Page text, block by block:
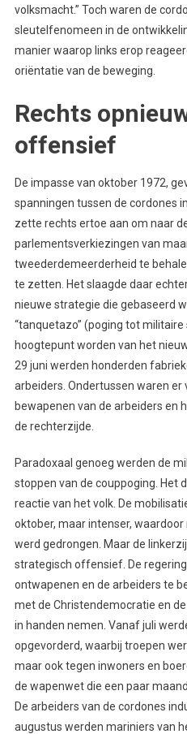
volksmacht.” Toch waren de
sleutelfenomeen in de
manier waarop links erop
oriëntatie van de beweging.
Rechts
offensief
De impasse van oktober 1972,
spanningen tussen de cordones
zette rechts ertoe aan om naar
parlementsverkiezingen van
tweederdemeerderheid te
te zetten. Het slaagde daar
nieuwe strategie die gebaseerd
“tanquetazo” (poging tot
hoogtepunt worden van het
29 juni werden honderden
arbeiders. Ondertussen waren
bewapenen van de arbeiders en
de rechterzijde.
Paradoxaal genoeg werden de
stoppen van de couppoging. Het
reactie van het volk. De
oktober, maar intenser,
werd gedrongen. Maar de
strategisch offensief. De
ontwapenen en de arbeiders te
met de Christendemocratie en
in handen nemen. Vanaf juli
opgevorderd, waarbij troepen
maar ook tegen inwoners en
de wapenwet die een paar
De arbeiders van de cordones
augustus werden mariniers van